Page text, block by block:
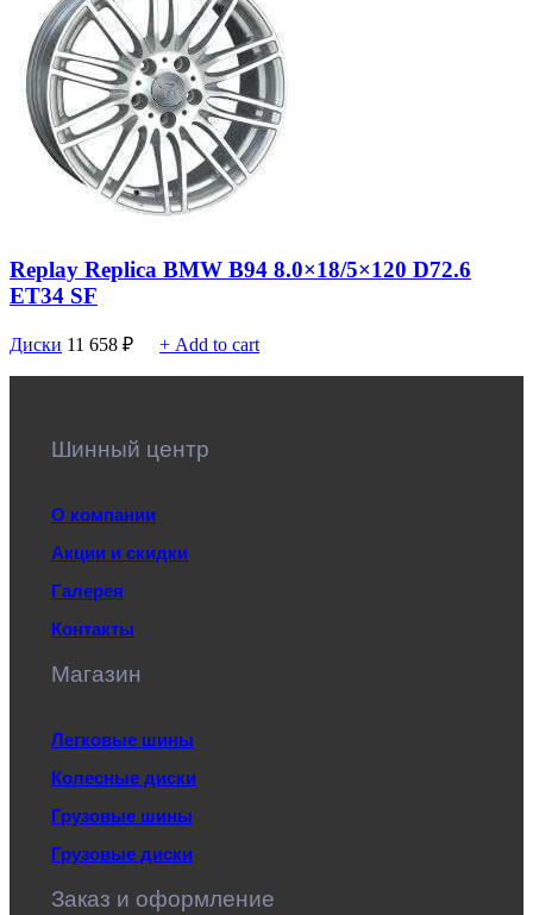
Replay Replica BMW B94 8.0×18/5×120 D72.6
ET34 SF
Диски 11 658 ₽ + Add to cart
Шинный центр
О компании
Акции и скидки
Галерея
Контакты
Магазин
Легковые шины
Колесные диски
Грузовые шины
Грузовые диски
Заказ и оформление